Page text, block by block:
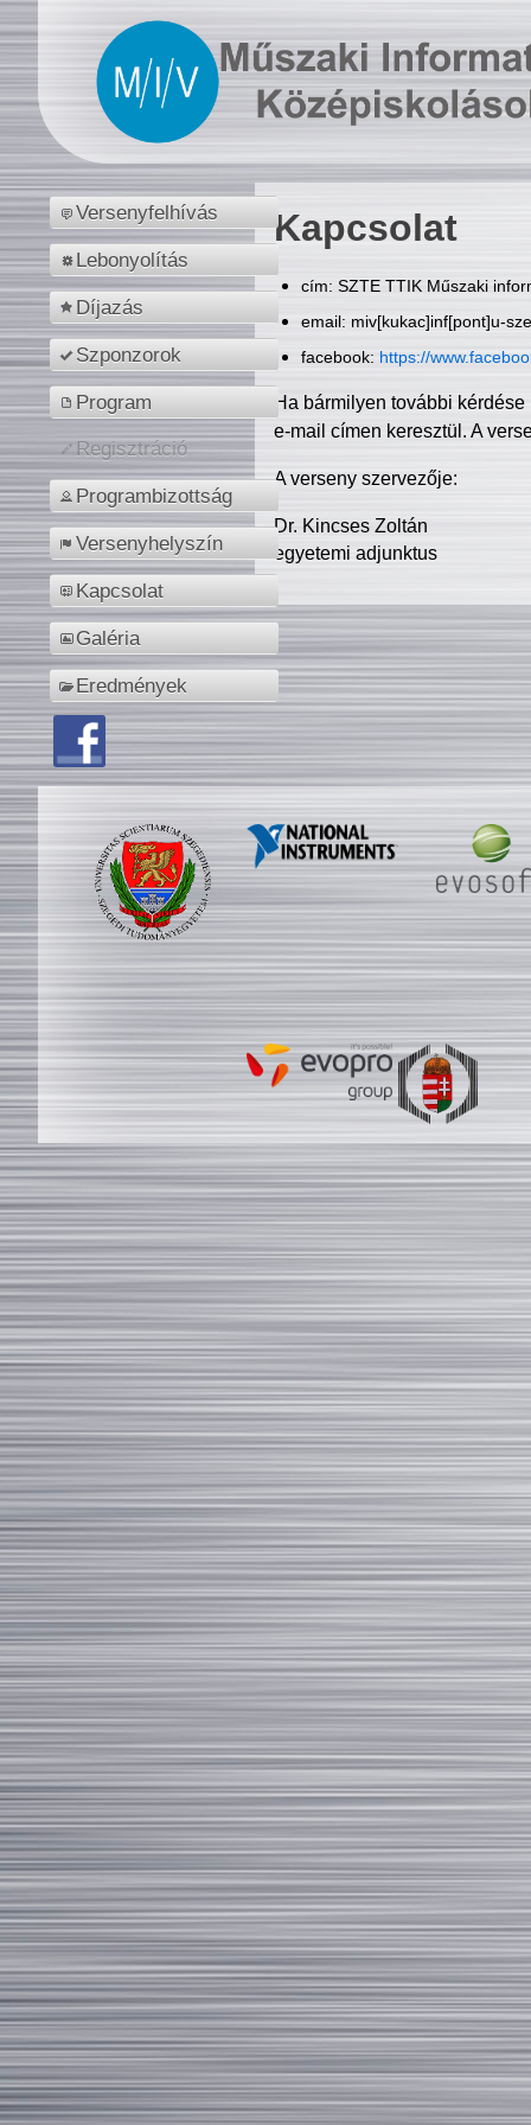
Versenyfelhívás
Lebonyolítás
Díjazás
Szponzorok
Program
Regisztráció
Programbizottság
Versenyhelyszín
Kapcsolat
Galéria
Eredmények
Kapcsolat
cím: SZTE TTIK Műszaki
email: miv[kukac]inf[pont]u-
facebook: https://
Ha bármilyen további
e-mail címen keresztül. A
A verseny szervezője:
Dr. Kincses Zoltán
egyetemi adjunktus